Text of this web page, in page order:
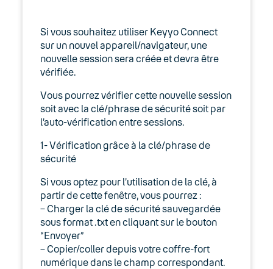
06. Cybersécurité
Keyyo Connect
Keyyo Connect – Sécurité : Bonnes
Keyyo Connect – Sécurité :
Keyyo Connect – Sécurité :
Sécurisation d’une nouvelle session
Keyyo Connect – Sécurité : Sécuriser
un salon et vérifier ses participants
Si vous souhaitez utiliser Keyyo Connect
sur un nouvel appareil/navigateur, une
nouvelle session sera créée et devra être
vérifiée.
Vous pourrez vérifier cette nouvelle session
soit avec la clé/phrase de sécurité soit par
l’auto-vérification entre sessions.
1- Vérification grâce à la clé/phrase de
sécurité
Si vous optez pour l’utilisation de la clé, à
partir de cette fenêtre, vous pourrez :
– Charger la clé de sécurité sauvegardée
sous format .txt en cliquant sur le bouton
“Envoyer”
– Copier/coller depuis votre coffre-fort
numérique dans le champ correspondant.